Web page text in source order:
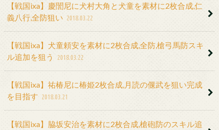
【戦国ixa】慶誾尼に犬村大角と犬童を素材に2枚合成,仁
義八行,全防狙い 2018.03.22
【戦国ixa】犬童頼安を素材に2枚合成,全防,槍弓馬防スキ
ル追加を狙う
2018.03.22
【戦国ixa】祐椿尼に椿姫2枚合成,月読の偃武を狙い完成
を目指す 2018.03.21
【戦国ixa】脇坂安治を素材に2枚合成,槍砲防のスキル追